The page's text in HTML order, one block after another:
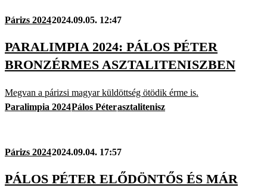
Párizs 20242024.09.05. 12:47
PARALIMPIA 2024: PÁLOS PÉTER
BRONZÉRMES ASZTALITENISZBEN
Megvan a párizsi magyar küldöttség ötödik érme is.
Paralimpia 2024Pálos Péterasztalitenisz
Párizs 20242024.09.04. 17:57
PÁLOS PÉTER ELŐDÖNTŐS ÉS MÁR